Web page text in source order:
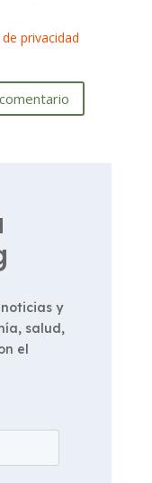
privacidad
y
salud,
el